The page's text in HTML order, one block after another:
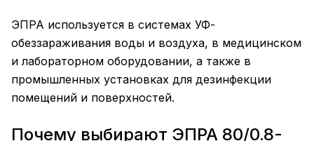
ЭПРА используется в системах УФ-
обеззараживания воды и воздуха, в медицинском
и лабораторном оборудовании, а также в
промышленных установках для дезинфекции
помещений и поверхностей.
Почему выбирают ЭПРА 80/0.8-